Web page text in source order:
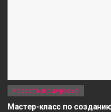
Красота и здоровье
Мастер-класс по